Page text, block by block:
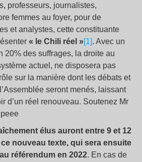
professeurs, journalistes,
femmes au foyer, pour de
et analystes, cette constituante
« le Chili réel »[1]. Avec un
20% des suffrages, la droite au
actuel, ne disposera pas
sur la manière dont les débats et
seront menés, laissant
d’un réel renouveau. Soutenez Mr
élus auront entre 9 et 12
nouveau texte, qui sera ensuite
référendum en 2022. En cas de